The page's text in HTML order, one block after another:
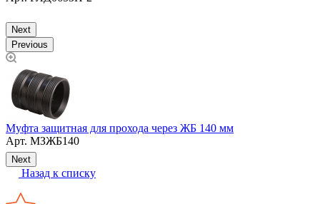
Next
Previous
Муфта защитная для прохода через ЖБ 140 мм
Арт. МЗЖБ140
Next
Назад к списку